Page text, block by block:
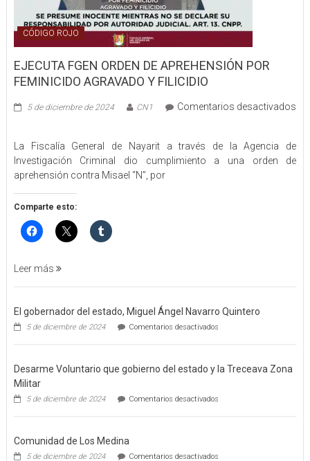
CÓDIGO ROJO
EJECUTA FGEN ORDEN DE APREHENSIÓN POR
FEMINICIDO AGRAVADO Y FILICIDIO
5 de diciembre de 2024 CN1
Comentarios desactivados
FGEN
ORDEN
DE
APREHENSIÓN
POR
FEMINICIDO
AGRAVADO
FILICIDIO
La Fiscalía General de Nayarit a través de la Agencia de
Investigación Criminal dio cumplimiento a una orden de
aprehensión contra Misael “N”, por
Comparte esto:
Leer más
El gobernador del estado, Miguel Ángel Navarro Quintero
5 de diciembre de 2024 Comentarios desactivadosen
gobernador
estado,
Navarro
Desarme Voluntario que gobierno del estado y la Treceava Zona
Militar
5 de diciembre de 2024 Comentarios desactivadosen
Voluntario
Comunidad de Los Medina
5 de diciembre de 2024 Comentarios desactivadosen